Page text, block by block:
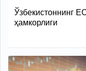
Ўзбекистоннинг
ҳамкорлиги